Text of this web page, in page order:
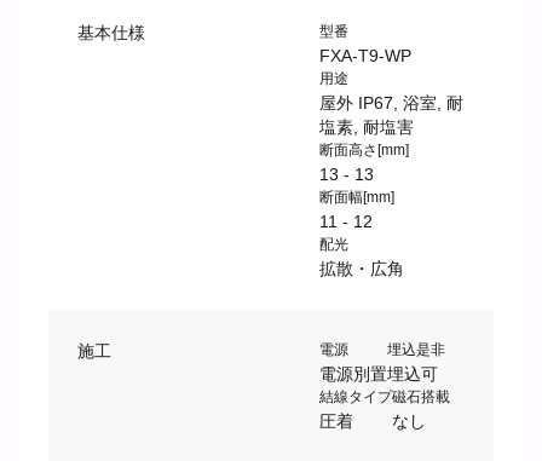
基本仕様 型番
FXA-T9-WP
用途
屋外 IP67, 浴室, 耐
塩素, 耐塩害
断面高さ[mm]
13 - 13
断面幅[mm]
11 - 12
配光
拡散・広角
施工 電源
電源別置
埋込是非
埋込可
結線タイプ
圧着
磁石搭載
なし